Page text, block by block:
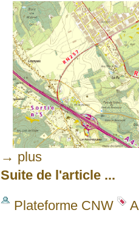
→ plus
Suite de l'article ...
Plateforme CNW